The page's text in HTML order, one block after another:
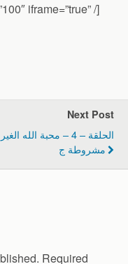
iframe=”true” /]
Next Post
مشروطة ج
Required